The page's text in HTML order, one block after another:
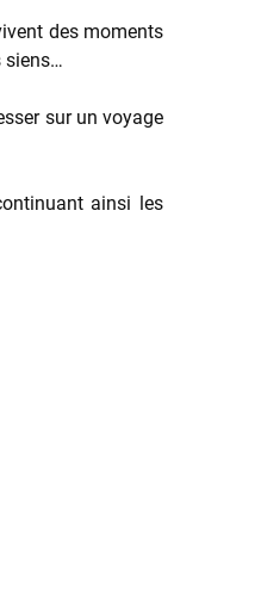
des moments
siens…
sur un voyage
ainsi les